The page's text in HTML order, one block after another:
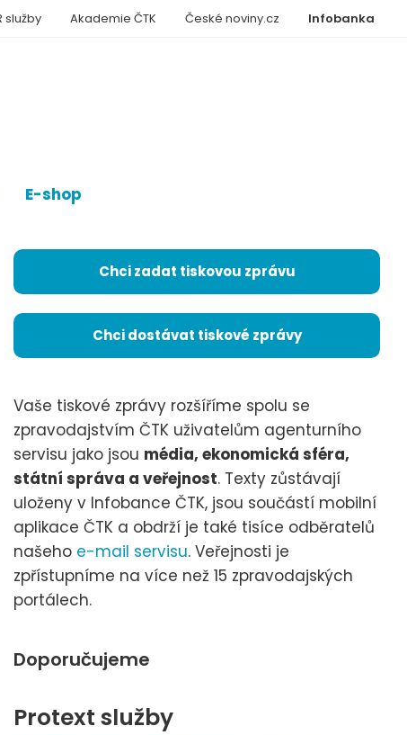
E-shop
Infobanka
služby Akademie ČTK České noviny.cz
Chci zadat tiskovou zprávu
Chci dostávat tiskové zprávy
Vaše tiskové zprávy rozšíříme spolu se
zpravodajstvím ČTK uživatelům agenturního
servisu jako jsou média, ekonomická sféra,
státní správa a veřejnost. Texty zůstávají
uloženy v Infobance ČTK, jsou součástí mobilní
aplikace ČTK a obdrží je také tisíce odběratelů
našeho e-mail servisu. Veřejnosti je
zpřístupníme na více než 15 zpravodajských
portálech.
Doporučujeme
Protext služby